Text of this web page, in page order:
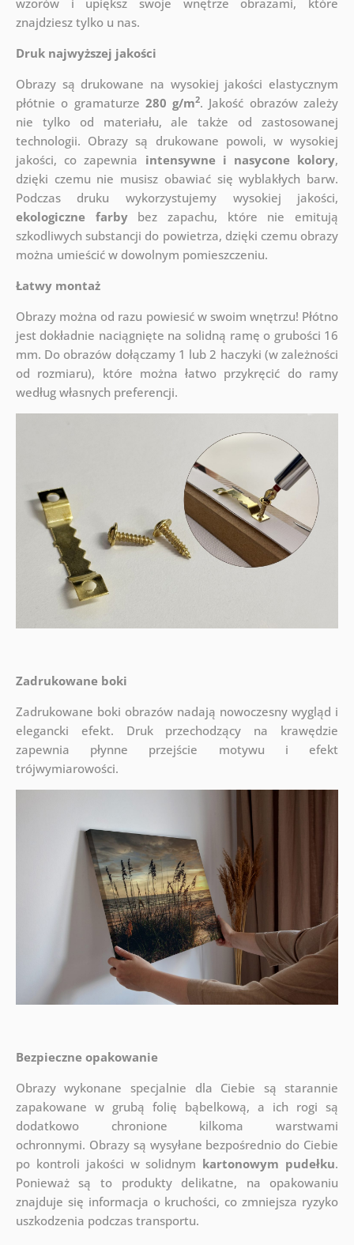
wzorów i upiększ swoje wnętrze obrazami, które
znajdziesz tylko u nas.
Druk najwyższej jakości
Obrazy są drukowane na wysokiej jakości elastycznym
płótnie o gramaturze 280 g/m2. Jakość obrazów zależy
nie tylko od materiału, ale także od zastosowanej
technologii. Obrazy są drukowane powoli, w wysokiej
jakości, co zapewnia intensywne i nasycone kolory,
dzięki czemu nie musisz obawiać się wyblakłych barw.
Podczas druku wykorzystujemy wysokiej jakości,
ekologiczne farbybez zapachu, które nie emitują
szkodliwych substancji do powietrza, dzięki czemu obrazy
można umieścić w dowolnym pomieszczeniu.
Łatwy montaż
Obrazy można od razu powiesić w swoim wnętrzu! Płótno
jest dokładnie naciągnięte na solidną ramę o grubości 16
mm. Do obrazów dołączamy 1 lub 2 haczyki (w zależności
od rozmiaru), które można łatwo przykręcić do ramy
według własnych preferencji.
Zadrukowane boki
Zadrukowane boki obrazów nadają nowoczesny wygląd i
elegancki efekt. Druk przechodzący na krawędzie
zapewnia płynne przejście motywu i efekt
trójwymiarowości.
Bezpieczne opakowanie
Obrazy wykonane specjalnie dla Ciebie są starannie
zapakowane w grubą folię bąbelkową, a ich rogi są
dodatkowo chronione kilkoma warstwami
ochronnymi. Obrazy są wysyłane bezpośrednio do Ciebie
po kontroli jakości w solidnym kartonowym pudełku.
Ponieważ są to produkty delikatne, na opakowaniu
znajduje się informacja o kruchości, co zmniejsza ryzyko
uszkodzenia podczas transportu.